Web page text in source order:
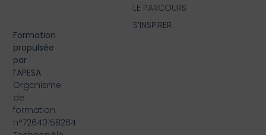
Formation
propulsée
par
l’APESA
Organisme
de
formation
n°72640158264
LE PARCOURS
S’INSPIRER